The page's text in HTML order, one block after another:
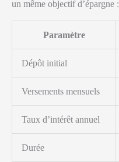
un même objectif d’épargne :
Paramètre
Dépôt initial
Versements mensuels
Taux d’intérêt annuel
Durée